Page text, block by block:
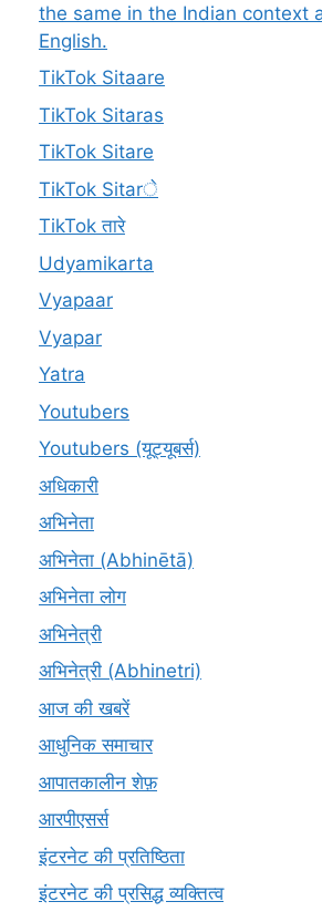
the same in the Indian context
English.
TikTok Sitaare
TikTok Sitaras
TikTok Sitare
TikTok Sitarे
TikTok तारे
Udyamikarta
Vyapaar
Vyapar
Yatra
Youtubers
Youtubers (यूट्यूबर्स)
अधिकारी
अभिनेता
अभिनेता (Abhinētā)
अभिनेता लोग
अभिनेत्री
अभिनेत्री (Abhinetri)
आज की खबरें
आधुनिक समाचार
आपातकालीन शेफ़
आरपीएसर्स
इंटरनेट की प्रतिष्ठिता
इंटरनेट की प्रसिद्ध व्यक्तित्व